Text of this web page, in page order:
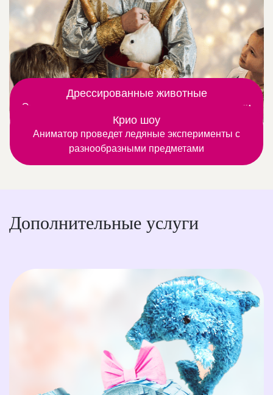
Дрессированные животные
Это веселые номера с участием четвероногих или
пернатых артистов
Крио шоу
Аниматор проведет ледяные эксперименты с
разнообразными предметами
Дополнительные услуги